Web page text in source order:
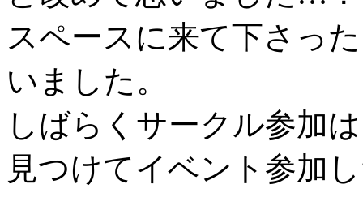
スペースに来て下さっ
いました。
しばらくサークル参加
見つけてイベント参加